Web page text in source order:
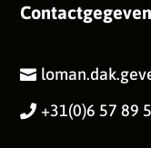

 +31(0)6 57 89